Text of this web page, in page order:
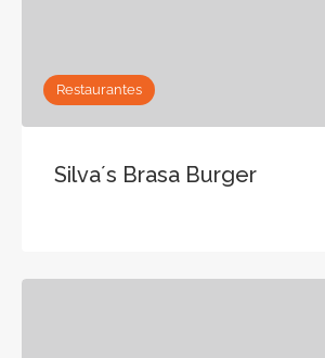
Restaurantes
Silva´s Brasa Burger